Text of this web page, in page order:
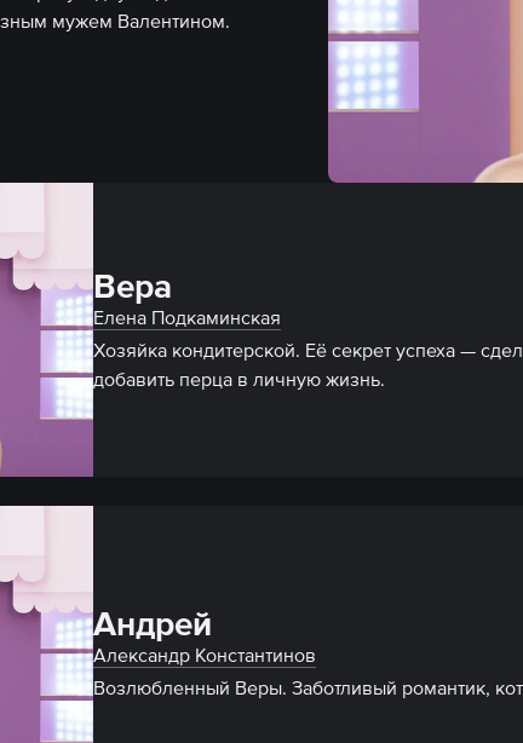
мужем Валентином.
Вера
Елена Подкаминская
Хозяйка кондитерской. Её секрет успеха —
Андрей
Александр Константинов
Возлюбленный Веры. Заботливый романтик,